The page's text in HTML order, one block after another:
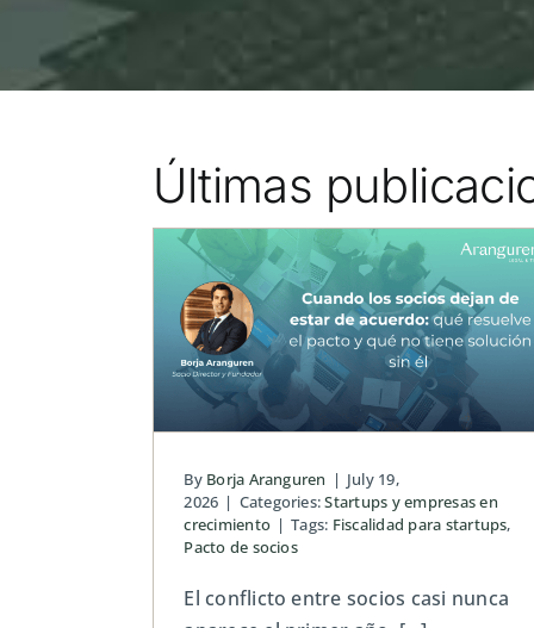
Últimas
By Borja Aranguren | July 19,
2026 | Categories:Startups y empresas en
crecimiento | Tags: Fiscalidad para startups,
Pacto de socios
El conflicto entre socios casi nunca
Cómo leer una cuenta
resultados sin ser
contable
Contabilidad para empresas:
gestión contable